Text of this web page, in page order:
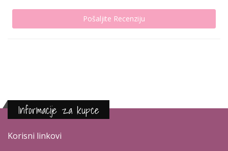
Pošaljite Recenziju
Informacije za kupce
Korisni linkovi